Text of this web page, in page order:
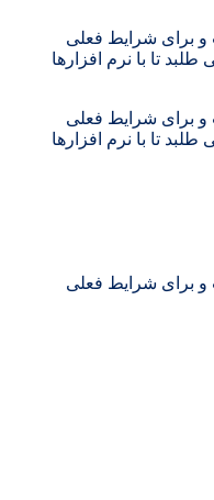
و برای شرایط فعلی
تا با نرم افزارها
و برای شرایط فعلی
تا با نرم افزارها
و برای شرایط فعلی